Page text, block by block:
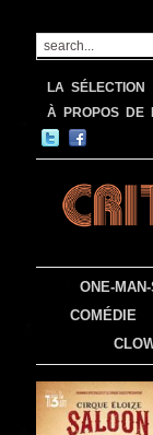
LA SÉLECTION
À PROPOS DE
ONE-
COMÉDIE